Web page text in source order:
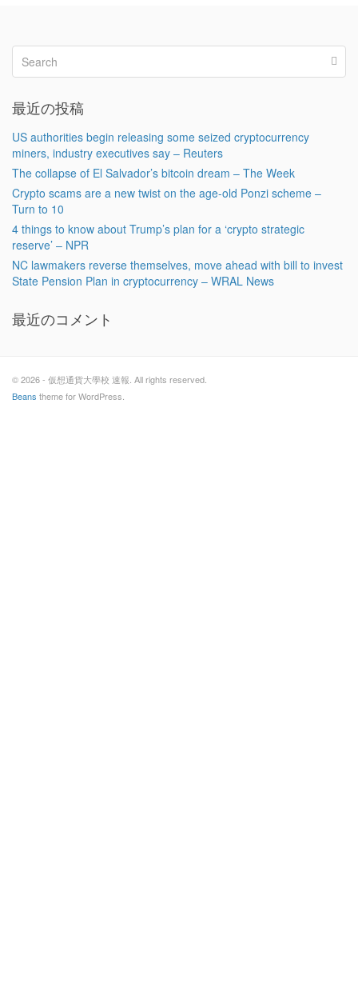
最近の投稿
US authorities begin releasing some seized cryptocurrency
miners, industry executives say – Reuters
The collapse of El Salvador’s bitcoin dream – The Week
Crypto scams are a new twist on the age-old Ponzi scheme –
Turn to 10
4 things to know about Trump’s plan for a ‘crypto strategic
reserve’ – NPR
NC lawmakers reverse themselves, move ahead with bill to invest
State Pension Plan in cryptocurrency – WRAL News
最近のコメント
© 2026 - 仮想通貨大學校 速報. All rights reserved.
Beans theme for WordPress.